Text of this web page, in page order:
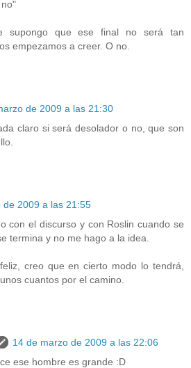
supongo que ese final no será tan
empezamos a creer. O no.
de 2009 a las 21:30
claro si será desolador o no, que son
de 2009 a las 21:55
con el discurso y con Roslin cuando se
termina y no me hago a la idea.
creo que en cierto modo lo tendrá,
cuantos por el camino.
14 de marzo de 2009 a las 22:06
ese hombre es grande :D